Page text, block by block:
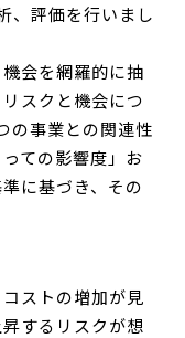
、評価を行いまし
会を網羅的に抽
スクと機会につ
の事業との関連性
ての影響度」お
に基づき、その
ストの増加が見
するリスクが想